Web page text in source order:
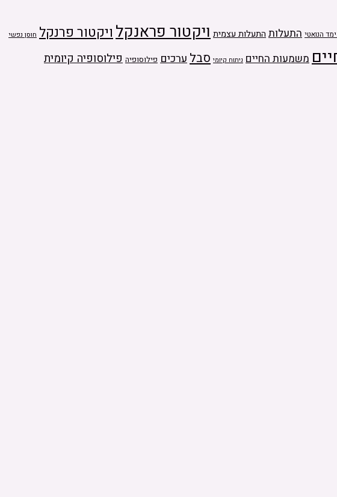
הנואטי התעלות התעלות עצמיתויקטור פראנקלויקטור פרנקל חוסן נפשי
משמעות החיים ניתוח קיומי סבלערכים פילוסופיה פילוסופיה קיומית